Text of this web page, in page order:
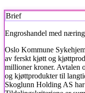
Brief
Engroshandel med
Oslo Kommune
av ferskt kjøtt og
millioner kroner. Avtalen
og kjøttprodukter til
Skoglunn Holding AS